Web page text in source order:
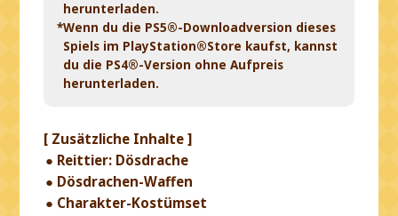
herunterladen.
*Wenn du die PS5®-Downloadversion dieses
Spiels im PlayStation®Store kaufst, kannst
du die PS4®-Version ohne Aufpreis
herunterladen.
[ Zusätzliche Inhalte ]
Reittier: Dösdrache
Dösdrachen-Waffen
Charakter-Kostümset